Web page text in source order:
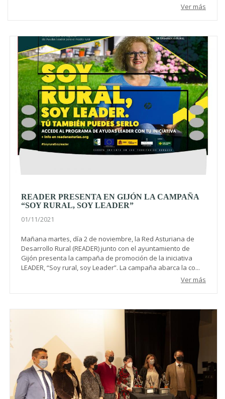
Ver más
READER PRESENTA EN GIJÓN LA CAMPAÑA
“SOY RURAL, SOY LEADER”
01/11/2021
Mañana martes, día 2 de noviembre, la Red Asturiana de
Desarrollo Rural (READER) junto con el ayuntamiento de
Gijón presenta la campaña de promoción de la iniciativa
LEADER, “Soy rural, soy Leader”. La campaña abarca la co...
Ver más